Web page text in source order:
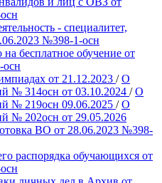
- специалитет,
№398-1-осн
бесплатное обучение от
от 21.12.2023 /О
№ 314осн от 03.10.2024 /О
№ 219осн 09.06.2025 /О
№ 202осн от 29.05.2026
ВО от 28.06.2023 №398-
распорядка обучающихся от